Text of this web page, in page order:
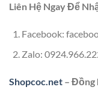
Liên Hệ Ngay Để
Facebook:
Zalo:
Shopcoc.net – Đồng